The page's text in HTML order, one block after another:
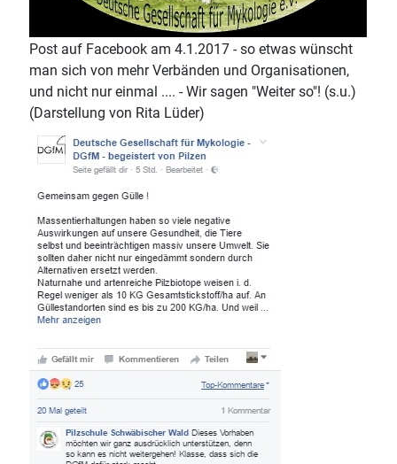
Post auf Facebook am 4.1.2017 - so etwas wünscht
man sich von mehr Verbänden und Organisationen,
und nicht nur einmal .... - Wir sagen "Weiter so"! (s.u.)
(Darstellung von Rita Lüder)